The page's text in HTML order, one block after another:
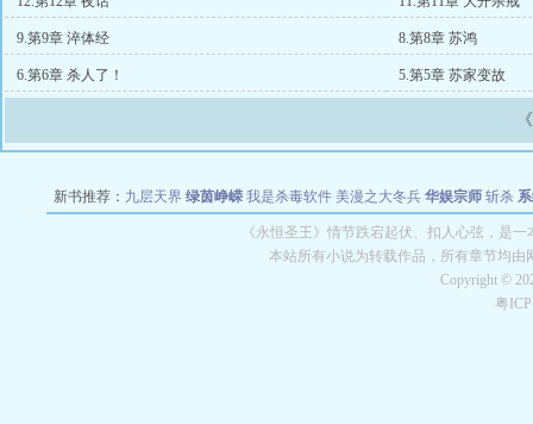
9.第9章 淬体经 8.第8章 苏鸿
6.第6章 杀人了！ 5.第5章 苏家变故
新书推荐： 九层天界 绿茵峥嵘 我是杀毒软件 美漫之大冬兵 华娱宗师 斩杀
教练万岁 都市全能巨星 绝对交易 全职武神 位面复
《永恒圣王》情节跌宕起伏、扣人心弦，是
本站所有小说为转载作品，所有章节均
Copyright ©
粤